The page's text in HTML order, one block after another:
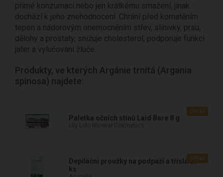
přímé konzumaci nebo jen krátkému smažení, jinak
dochází k jeho znehodnocení. Chrání před kornatěním
tepen a nádorovým onemocněním střev, slinivky, prsu,
dělohy a prostaty, snižuje cholesterol, podporuje funkci
jater a vylučování žluče.
Produkty, ve kterých Argánie trnitá (Argania
spinosa) najdete:
Paletka očních stínů Laid Bare 8 g
detail
Depilační proužky na podpaží a třísla 20
ks
detail